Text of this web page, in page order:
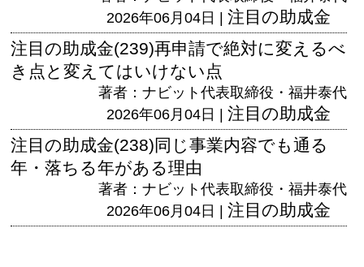
2026年06月04日 | 注目の助成金
注目の助成金(239)再申請で絶対に変えるべ
き点と変えてはいけない点
著者：ナビット代表取締役・福井泰代
2026年06月04日 | 注目の助成金
注目の助成金(238)同じ事業内容でも通る
年・落ちる年がある理由
著者：ナビット代表取締役・福井泰代
2026年06月04日 | 注目の助成金